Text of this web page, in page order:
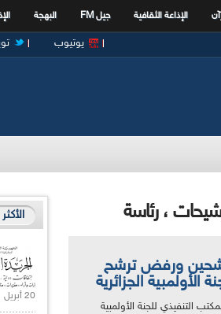
الإذاعة الثقافية جيل FM البهجة
يوتيوب
، رئاسة
ورفض ترشح
الأولمبية الجزائرية
التنفيذي للجنة الأولمبية
20 أبريل 2021 |